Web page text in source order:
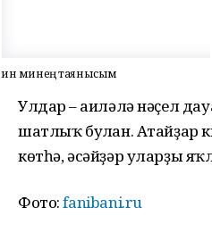
Һин минең таянысым
Улдар – ғаиләлә нәҫел
шатлыҡ булған. Атайҙар
көтһә, әсәйҙәр уларҙы
Фото:fanibani.ru